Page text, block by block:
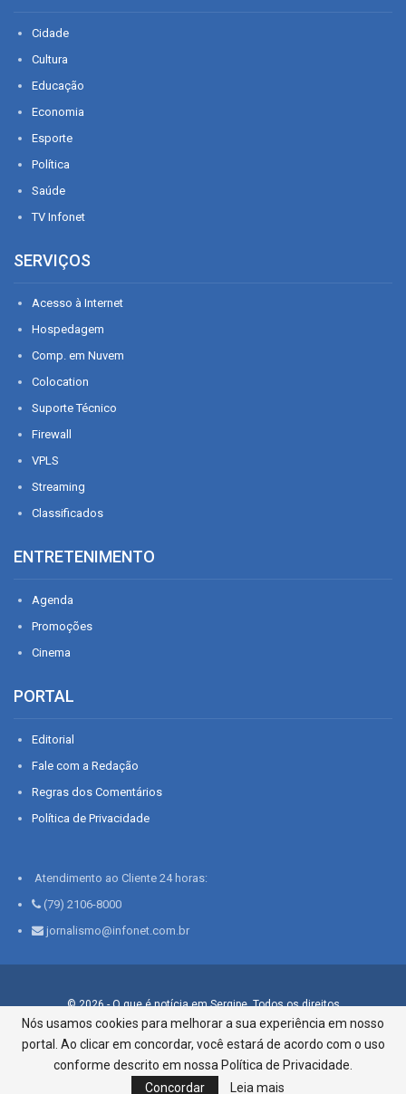
Cidade
Cultura
Educação
Economia
Esporte
Política
Saúde
TV Infonet
SERVIÇOS
Acesso à Internet
Hospedagem
Comp. em Nuvem
Colocation
Suporte Técnico
Firewall
VPLS
Streaming
Classificados
ENTRETENIMENTO
Agenda
Promoções
Cinema
PORTAL
Editorial
Fale com a Redação
Regras dos Comentários
Política de Privacidade
Atendimento ao Cliente 24 horas:
(79) 2106-8000
jornalismo@infonet.com.br
© 2026 - O que é notícia em Sergipe. Todos os direitos
reservados.
Infonet - Rua Monsenhor Silveira 276, Bairro São José |
Aracaju-SE, CEP 49015-030, Fone: 79.2106.8000 - CI Centro de
Informações LTDA
Nós usamos cookies para melhorar a sua experiência em nosso
portal. Ao clicar em concordar, você estará de acordo com o uso
conforme descrito em nossa Política de Privacidade.
Concordar
Leia mais